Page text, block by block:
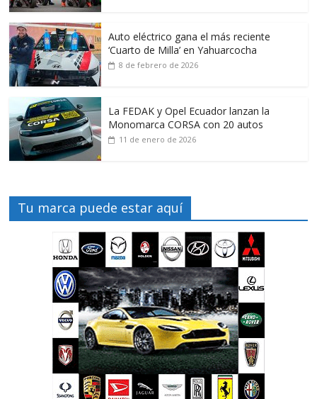
Auto eléctrico gana el más reciente
‘Cuarto de Milla’ en Yahuarcocha
8 de febrero de 2026
La FEDAK y Opel Ecuador lanzan la
Monomarca CORSA con 20 autos
11 de enero de 2026
Tu marca puede estar aquí